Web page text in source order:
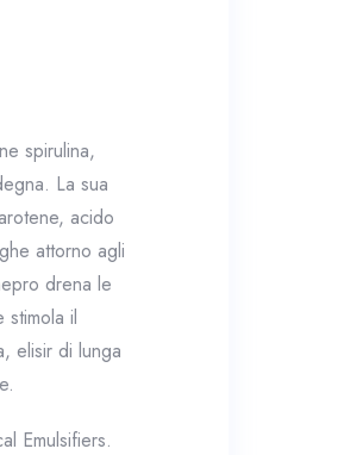
spirulina,
La sua
acido
attorno agli
drena le
stimola il
elisir di lunga
Emulsifiers.